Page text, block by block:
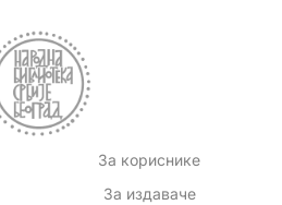
За кориснике
За издаваче